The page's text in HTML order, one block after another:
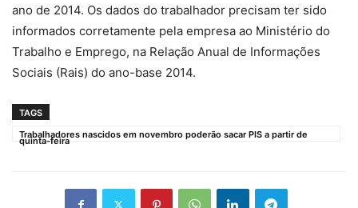
ano de 2014. Os dados do trabalhador precisam ter sido
informados corretamente pela empresa ao Ministério do
Trabalho e Emprego, na Relação Anual de Informações
Sociais (Rais) do ano-base 2014.
TAGS
Trabalhadores nascidos em novembro poderão sacar PIS a partir de
quinta-feira